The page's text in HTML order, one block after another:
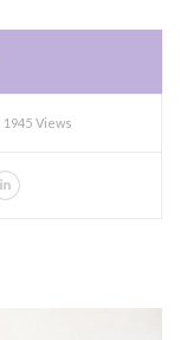
1945 Views